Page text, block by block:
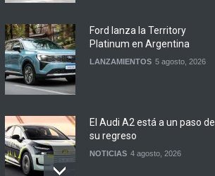
Ford lanza la Territory
Platinum en Argentina
LANZAMIENTOS 5 agosto, 2026
El Audi A2 está a un paso de
su regreso
NOTICIAS 4 agosto, 2026